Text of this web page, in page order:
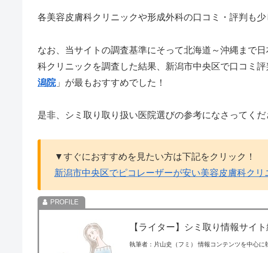
各美容皮膚科クリニックや形成外科の口コミ・評判も少
なお、当サイトの調査基準にそって北海道～沖縄まで
科クリニックを調査した結果、新潟市中央区で口コミ評
潟院」が最もおすすめでした！
是非、シミ取り取り扱い医院選びの参考になさってくだ
▼すぐにおすすめを見たい方は下記をクリック！
新潟市中央区でピコレーザーが安い美容皮膚科クリ
【ライター】シミ取り情報サイ
執筆者：片山史（フミ） 情報コンテンツを中心